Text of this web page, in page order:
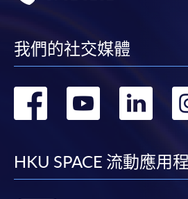
我們的社交媒體
轉
facebook
轉 轉
HKU SPACE 流動應用